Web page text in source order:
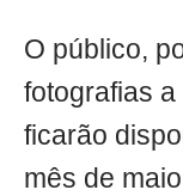
O público,
fotografias
ficarão
mês de